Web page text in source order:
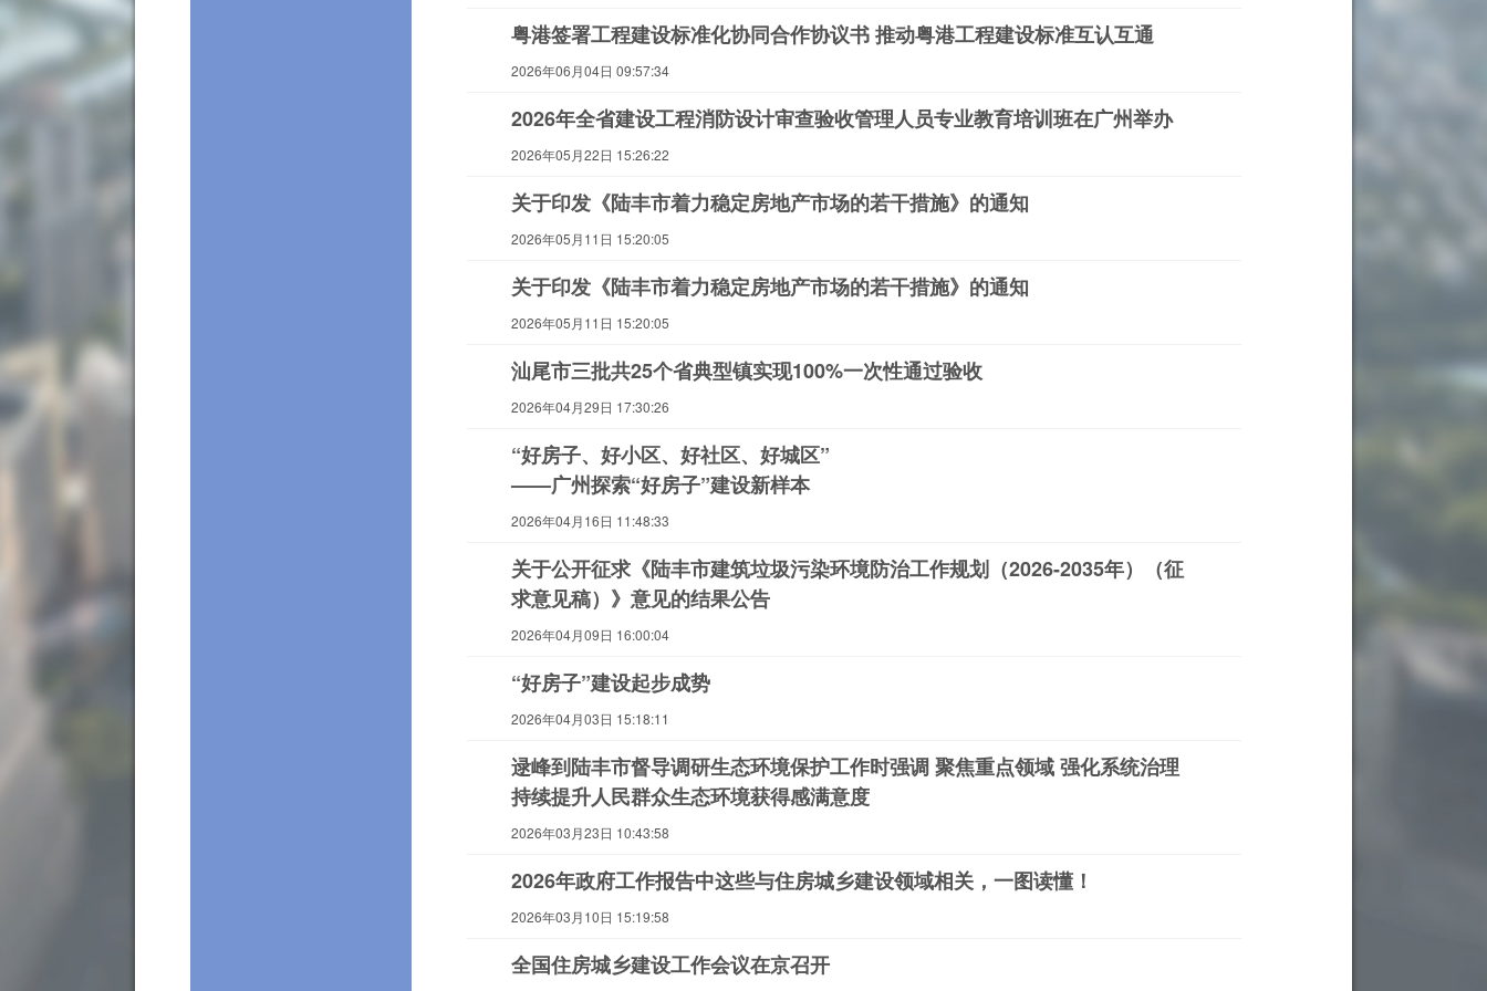
粤港签署工程建设标准化协同合作协议书 推动粤港工程建设标准互认互通
2026年06月04日 09:57:34
2026年全省建设工程消防设计审查验收管理人员专业教育培训班在广州举办
2026年05月22日 15:26:22
关于印发《陆丰市着力稳定房地产市场的若干措施》的通知
2026年05月11日 15:20:05
关于印发《陆丰市着力稳定房地产市场的若干措施》的通知
2026年05月11日 15:20:05
汕尾市三批共25个省典型镇实现100%一次性通过验收
2026年04月29日 17:30:26
“好房子、好小区、好社区、好城区”
——广州探索“好房子”建设新样本
2026年04月16日 11:48:33
关于公开征求《陆丰市建筑垃圾污染环境防治工作规划（2026-2035年）（征
求意见稿）》意见的结果公告
2026年04月09日 16:00:04
“好房子”建设起步成势
2026年04月03日 15:18:11
逯峰到陆丰市督导调研生态环境保护工作时强调 聚焦重点领域 强化系统治理
持续提升人民群众生态环境获得感满意度
2026年03月23日 10:43:58
2026年政府工作报告中这些与住房城乡建设领域相关，一图读懂！
2026年03月10日 15:19:58
全国住房城乡建设工作会议在京召开